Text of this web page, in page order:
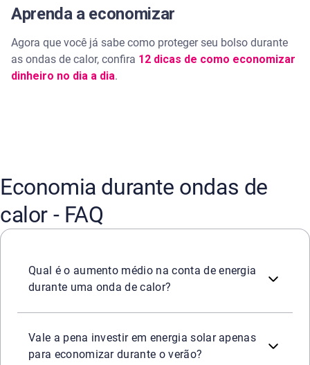
Aprenda a economizar
Agora que você já sabe como proteger seu bolso durante
as ondas de calor, confira 12 dicas de como economizar
dinheiro no dia a dia.
Economia durante ondas de
calor - FAQ
Qual é o aumento médio na conta de energia
durante uma onda de calor?
Vale a pena investir em energia solar apenas
para economizar durante o verão?